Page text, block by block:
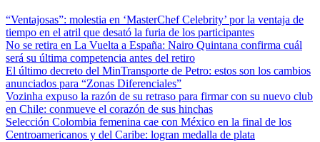
“Ventajosas”: molestia en ‘MasterChef Celebrity’ por la ventaja de
tiempo en el atril que desató la furia de los participantes
No se retira en La Vuelta a España: Nairo Quintana confirma cuál
será su última competencia antes del retiro
El último decreto del MinTransporte de Petro: estos son los cambios
anunciados para “Zonas Diferenciales”
Vozinha expuso la razón de su retraso para firmar con su nuevo club
en Chile: conmueve el corazón de sus hinchas
Selección Colombia femenina cae con México en la final de los
Centroamericanos y del Caribe: logran medalla de plata